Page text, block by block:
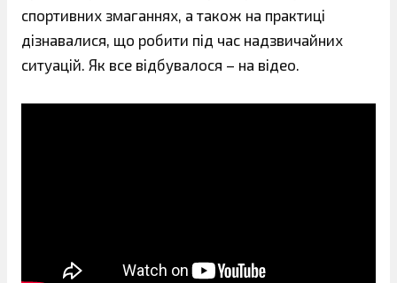
спортивних змаганнях, а також на практиці
дізнавалися, що робити під час надзвичайних
ситуацій. Як все відбувалося – на відео.